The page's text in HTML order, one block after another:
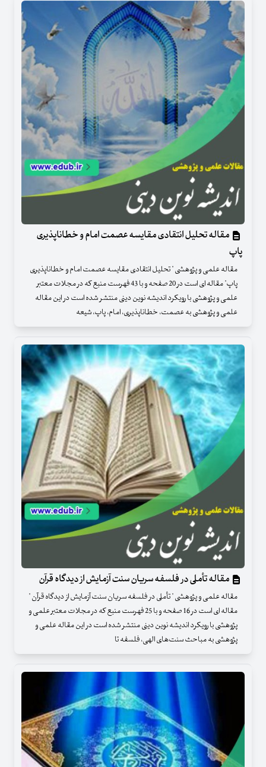
مقاله تحلیل انتقادی مقایسه عصمت امام و خطاناپذیری
پاپ
مقاله علمی و پژوهشی " تحلیل انتقادی مقایسه عصمت امام و خطاناپذیری
پاپ" مقاله ای است در 20 صفحه و با 43 فهرست منبع که در مجلات معتبر
علمی و پژوهشی با رویکرد اندیشه نوین دینی منتشر شده است در این مقاله
علمی و پژوهشی به عصمت، خطاناپذیری، امام، پاپ، شیعه
مقاله تأملی در فلسفه سریان سنت آزمایش از دیدگاه قرآن
مقاله علمی و پژوهشی " تأملی در فلسفه سریان سنت آزمایش از دیدگاه قرآن "
مقاله ای است در 16 صفحه و با 25 فهرست منبع که در مجلات معتبر علمی و
پژوهشی با رویکرد اندیشه نوین دینی منتشر شده است در این مقاله علمی و
پژوهشی به مباحث سنت‌های الهی، فلسفه تا